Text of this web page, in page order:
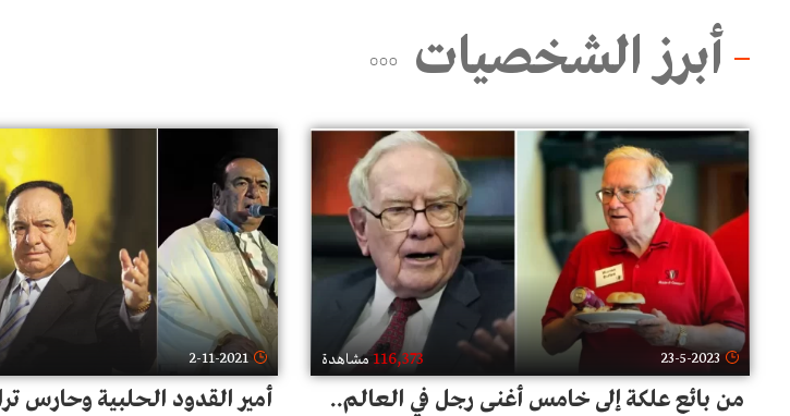
أبرز الشخصيات
23-5-2023
116,373 مشاهدة
من بائع علكة إلى خامس أغنى رجل في العالم..
2-11-2021
أمير القدود الحلبية وحارس